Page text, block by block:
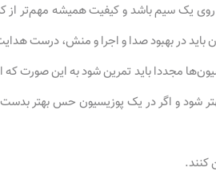
یک سیم باشد و کیفیت همیشه مهم‌تر
در بهبود صدا و اجرا و منش، درست
مجددا باید تمرین شود به این صورت که
شود و اگر در یک پوزیسیون حس بهتر بدست